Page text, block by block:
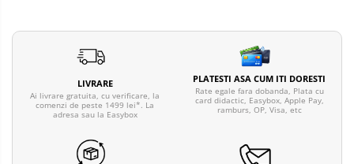
LIVRARE
Ai livrare gratuita, cu verificare, la
comenzi de peste 1499 lei*. La
adresa sau la Easybox
PLATESTI ASA CUM ITI DORESTI
Rate egale fara dobanda, Plata cu
card didactic, Easybox, Apple Pay,
ramburs, OP, Visa, etc